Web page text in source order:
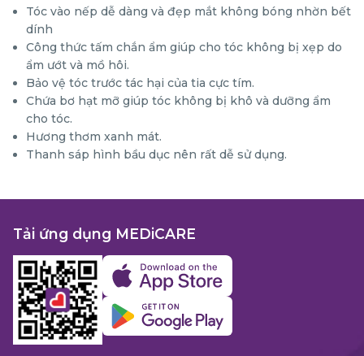
Tóc vào nếp dễ dàng và đẹp mắt không bóng nhờn bết
dính
Công thức tấm chắn ẩm giúp cho tóc không bị xẹp do
ẩm ướt và mồ hôi.
Bảo vệ tóc trước tác hại của tia cực tím.
Chứa bơ hạt mỡ giúp tóc không bị khô và dưỡng ẩm
cho tóc.
Hương thơm xanh mát.
Thanh sáp hình bầu dục nên rất dễ sử dụng.
Tải ứng dụng MEDiCARE